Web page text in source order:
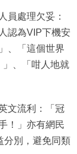
員處理欠妥：
認為VIP下機安
、「這個世界
」、「咁人地就
文流利：「冠
！」亦有網民
分別，避免同類